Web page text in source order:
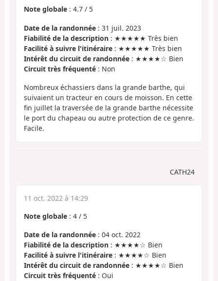
Note globale : 4.7 / 5
Date de la randonnée : 31 juil. 2023
Fiabilité de la description : ★★★★★ Très bien
Facilité à suivre l'itinéraire : ★★★★★ Très bien
Intérêt du circuit de randonnée : ★★★★☆ Bien
Circuit très fréquenté : Non
Nombreux échassiers dans la grande barthe, qui
suivaient un tracteur en cours de moisson. En cette
fin juillet la traversée de la grande barthe nécessite
le port du chapeau ou autre protection de ce genre.
Facile.
CATH24
11 oct. 2022 à 14:29
Note globale : 4 / 5
Date de la randonnée : 04 oct. 2022
Fiabilité de la description : ★★★★☆ Bien
Facilité à suivre l'itinéraire : ★★★★☆ Bien
Intérêt du circuit de randonnée : ★★★★☆ Bien
Circuit très fréquenté : Oui